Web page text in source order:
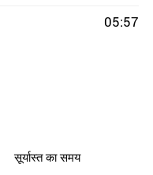
05:57
सूर्यास्त का समय